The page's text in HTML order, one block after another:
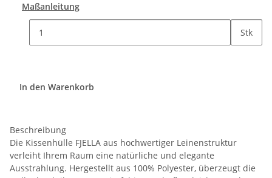
Maßanleitung
Stk
In den Warenkorb
Beschreibung
Die Kissenhülle FJELLA aus hochwertiger Leinenstruktur
verleiht Ihrem Raum eine natürliche und elegante
Ausstrahlung. Hergestellt aus 100% Polyester, überzeugt die